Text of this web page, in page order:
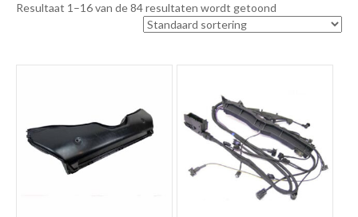
Resultaat 1–16 van de 84 resultaten wordt getoond